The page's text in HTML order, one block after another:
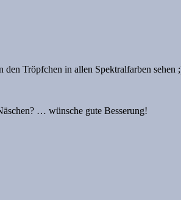
Tröpfchen in allen Spektralfarben sehen
… wünsche gute Besserung!